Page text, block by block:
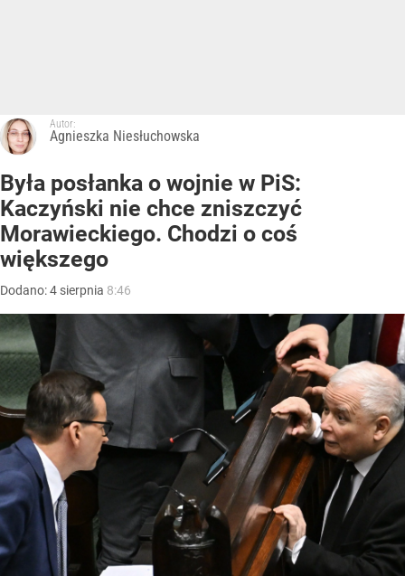
Autor:
Agnieszka Niesłuchowska
Była posłanka o wojnie w PiS:
Kaczyński nie chce zniszczyć
Morawieckiego. Chodzi o coś
większego
Dodano:4 sierpnia 8:46